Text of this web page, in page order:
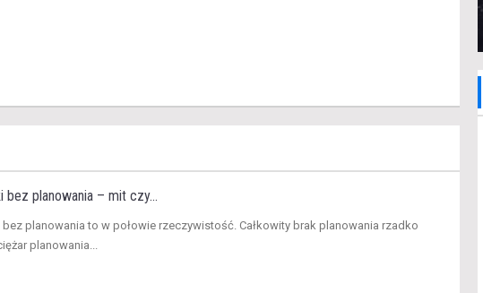
bez planowania – mit czy...
planowania to w połowie rzeczywistość. Całkowity brak planowania rzadko
planowania...